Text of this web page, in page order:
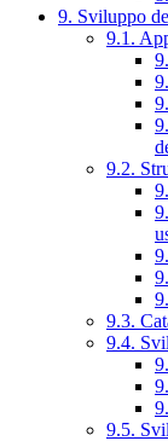
9. Sviluppo
9.1.
9.2.
9.3.
9.4.
9.5.